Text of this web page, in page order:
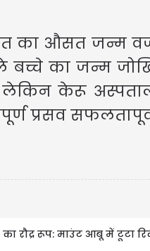
का औसत जन्म
का जन्म
केरू
प्रसव
रौद्र रूप: माउंट आबू में टूटा